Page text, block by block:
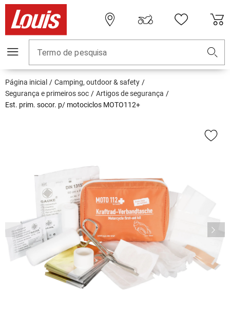
Termo de pesquisa
Página inicial
Camping, outdoor & safety
Segurança e primeiros soc
Artigos de segurança
Est. prim. socor. p/ motociclos MOTO112+